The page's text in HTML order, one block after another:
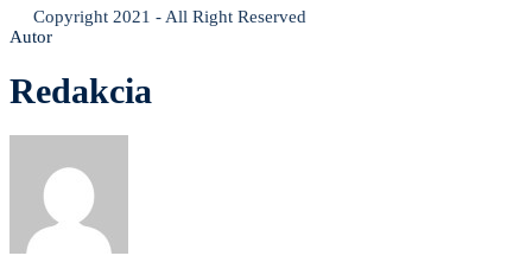
Copyright 2021 - All Right Reserved
Autor
Redakcia